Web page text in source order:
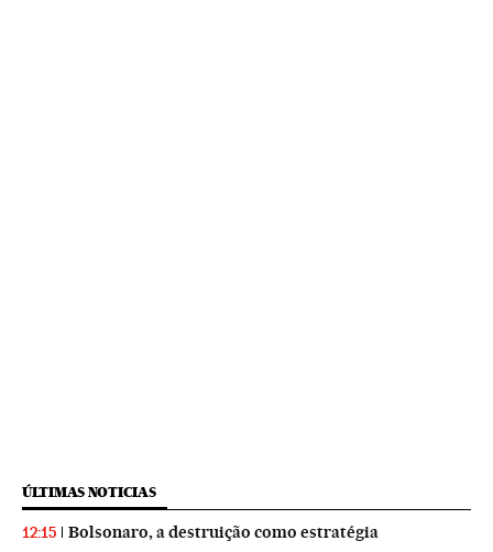
ÚLTIMAS NOTICIAS
12:15 Bolsonaro, a destruição como estratégia